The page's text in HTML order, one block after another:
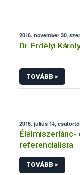
2016. november 30,
Dr. Erdélyi Károly
TOVÁBB >
2016. július 14,
Élelmiszerlánc-
referencialista
TOVÁBB >